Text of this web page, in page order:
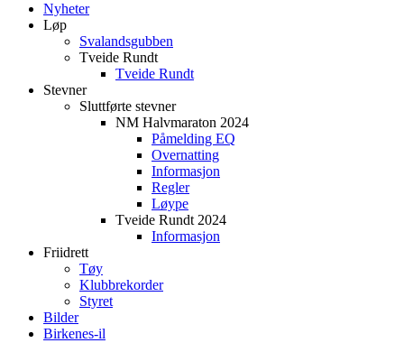
Nyheter
Løp
Svalandsgubben
Tveide Rundt
Tveide Rundt
Stevner
Sluttførte stevner
NM Halvmaraton 2024
Påmelding EQ
Overnatting
Informasjon
Regler
Løype
Tveide Rundt 2024
Informasjon
Friidrett
Tøy
Klubbrekorder
Styret
Bilder
Birkenes-il